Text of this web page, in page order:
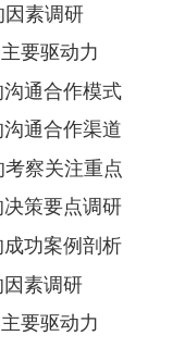
素调研
要驱动力
沟通合作模式
沟通合作渠道
考察关注重点
决策要点调研
成功案例剖析
素调研
要驱动力